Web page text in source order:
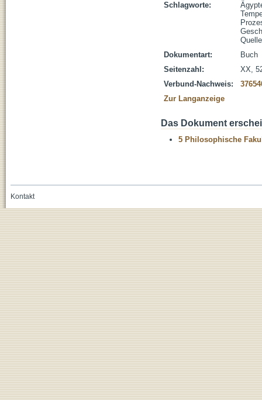
Schlagworte:
Quelle
Dokumentart:
Buch
Seitenzahl:
XX,
Verbund-Nachweis:
Zur Langanzeige
Das Dokument
5 Philosophische
Kontakt